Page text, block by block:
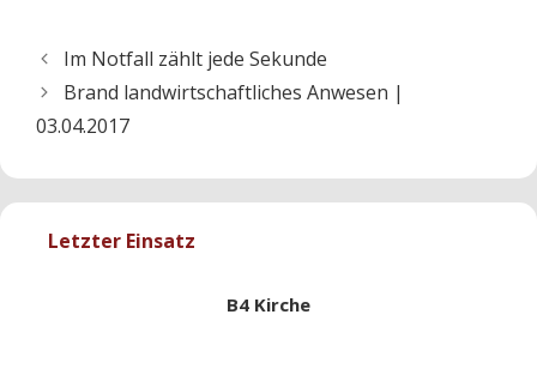
Im Notfall zählt jede Sekunde
Brand landwirtschaftliches Anwesen |
03.04.2017
Letzter Einsatz
B4 Kirche